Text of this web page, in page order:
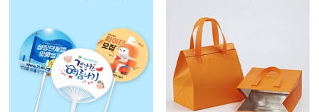
김OO
최OO 부직포 합지 선물세트 08-06